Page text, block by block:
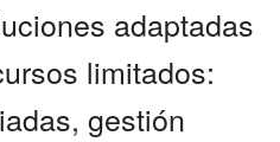
adaptadas
limitados:
gestión